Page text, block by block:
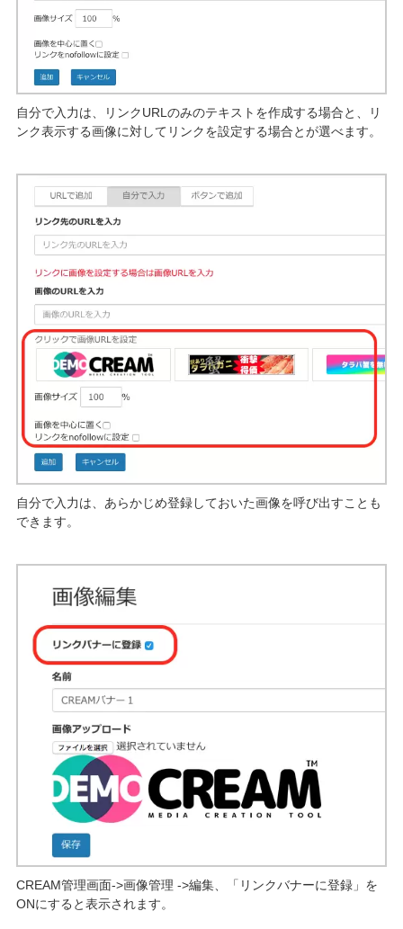
自分で入力は、リンクURLのみのテキストを作成する場合と、リ
ンク表示する画像に対してリンクを設定する場合とが選べます。
自分で入力は、あらかじめ登録しておいた画像を呼び出すことも
できます。
CREAM管理画面->画像管理 ->編集、「リンクバナーに登録」を
ONにすると表示されます。